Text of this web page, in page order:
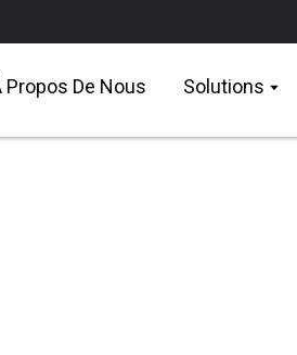
Propos De Nous Solutions